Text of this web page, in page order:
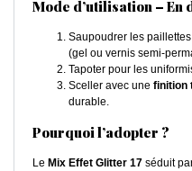
Mode d’utilisation –
Saupoudrer les
(gel ou vernis semi-
Tapoter pour les
Sceller avec une finition
durable.
Pourquoi l’adopter ?
Le Mix Effet Glitter 17 séduit